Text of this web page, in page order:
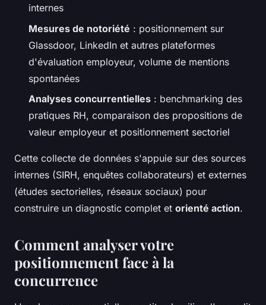
internes
Mesures de notoriété : positionnement sur
Glassdoor, LinkedIn et autres plateformes
d'évaluation employeur, volume de mentions
spontanées
Analyses concurrentielles : benchmarking des
pratiques RH, comparaison des propositions de
valeur employeur et positionnement sectoriel
Cette collecte de données s'appuie sur des sources
internes (SIRH, enquêtes collaborateurs) et externes
(études sectorielles, réseaux sociaux) pour
construire un diagnostic complet et orienté action.
Comment analyser votre
positionnement face à la
concurrence